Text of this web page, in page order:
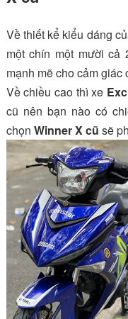
Về thiết kể kiểu dáng
một chín một mười cả
mạnh mẽ cho cảm giác
Về chiều cao thì xe
cũ nên bạn nào có
chọn Winner X cũ sẽ